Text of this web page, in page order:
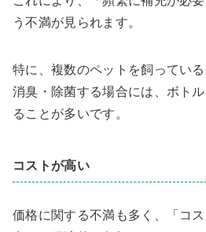
う不満が見られます。
特に、複数のペットを飼ってい
消臭・除菌する場合には、ボト
ることが多いです。
コストが高い
価格に関する不満も多く、「コ